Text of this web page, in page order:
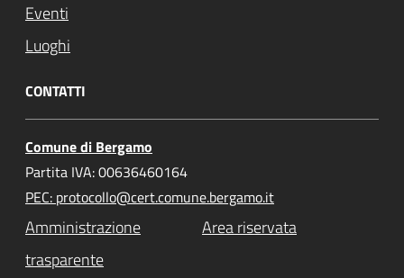
Eventi
Luoghi
CONTATTI
Comune di Bergamo
Partita IVA: 00636460164
PEC: protocollo@cert.comune.bergamo.it
Amministrazione
trasparente
Area riservata